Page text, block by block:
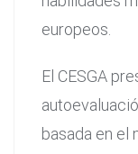
europeos.
El CESGA
basada en el